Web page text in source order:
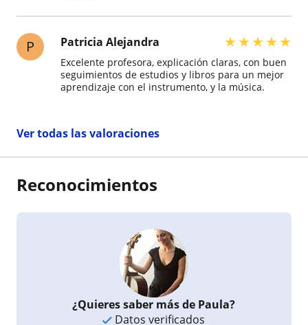
aprender con ella!
P Patricia Alejandra ★★★★★
Excelente profesora, explicación claras, con buen
seguimientos de estudios y libros para un mejor
aprendizaje con el instrumento, y la música.
Ver todas las valoraciones
Reconocimientos
¿Quieres saber más de Paula?
Datos verificados